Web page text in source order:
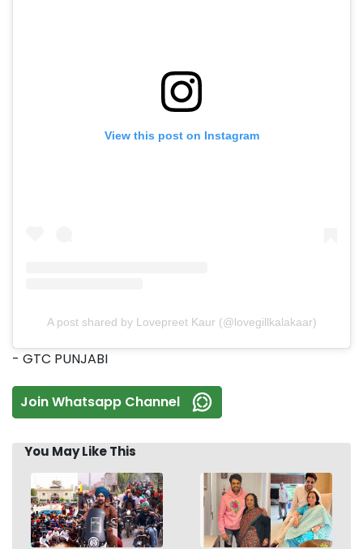
View this post on Instagram
A post shared by Lovepreet Kaur (@lovegillkalakaar)
- GTC PUNJABI
Join Whatsapp Channel
You May Like This